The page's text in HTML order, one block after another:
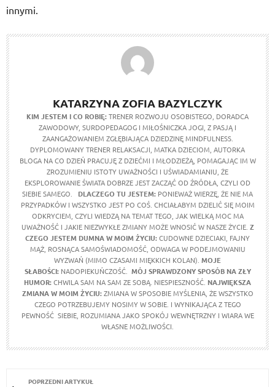
innymi.
KATARZYNA ZOFIA BAZYLCZYK
KIM JESTEM I CO ROBIĘ:TRENER ROZWOJU OSOBISTEGO, DORADCA
ZAWODOWY, SURDOPEDAGOG I MIŁOŚNICZKA JOGI, Z PASJĄ I
ZAANGAŻOWANIEM ZGŁĘBIAJĄCA DZIEDZINĘ MINDFULNESS.
DYPLOMOWANY TRENER RELAKSACJI, MATKA DZIECIOM, AUTORKA
BLOGA NA CO DZIEŃ PRACUJĘ Z DZIEĆMI I MŁODZIEŻĄ, POMAGAJĄC IM W
ZROZUMIENIU ISTOTY UWAŻNOŚCI I UŚWIADAMIANIU, ŻE
EKSPLOROWANIE ŚWIATA DOBRZE JEST ZACZĄĆ OD ŹRÓDŁA, CZYLI OD
SIEBIE SAMEGO. DLACZEGO TU JESTEM: PONIEWAŻ WIERZĘ, ŻE NIE MA
PRZYPADKÓW I WSZYSTKO JEST PO COŚ. CHCIAŁABYM DZIELIĆ SIĘ MOIM
ODKRYCIEM, CZYLI WIEDZĄ NA TEMAT TEGO, JAK WIELKĄ MOC MA
UWAŻNOŚĆ I JAKIE NIEZWYKŁE ZMIANY MOŻE WNOSIĆ W NASZE ŻYCIE. Z
CZEGO JESTEM DUMNA W MOIM ŻYCIU:CUDOWNE DZIECIAKI, FAJNY
MĄŻ, ROSNĄCA SAMOŚWIADOMOŚĆ, ODWAGA W PODEJMOWANIU
WYZWAŃ (MIMO CZASAMI MIĘKKICH KOLAN). MOJE
SŁABOŚCI: NADOPIEKUŃCZOŚĆ. MÓJ SPRAWDZONY SPOSÓB NA ZŁY
HUMOR:CHWILA SAM NA SAM ZE SOBĄ. NIESPIESZNOŚĆ. NAJWIĘKSZA
ZMIANA W MOIM ŻYCIU:ZMIANA W SPOSOBIE MYŚLENIA, ŻE WSZYSTKO
CZEGO POTRZEBUJEMY NOSIMY W SOBIE. I WYNIKAJĄCA Z TEGO
PEWNOŚĆ SIEBIE, ROZUMIANA JAKO SPOKÓJ WEWNĘTRZNY I WIARA WE
WŁASNE MOŻLIWOŚCI.
POPRZEDNI ARTYKUŁ